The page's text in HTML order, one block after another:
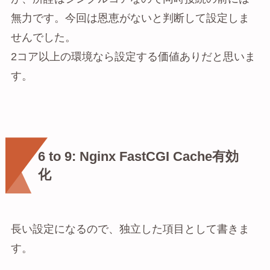
無力です。今回は恩恵がないと判断して設定しま
せんでした。
2コア以上の環境なら設定する価値ありだと思いま
す。
6 to 9: Nginx FastCGI Cache有効
化
長い設定になるので、独立した項目として書きま
す。